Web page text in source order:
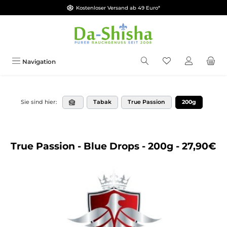
Zum Hauptinhalt springenKostenloser Versand ab 49 Euro*
Navigation Du hast 0
Sie sind hier: Tabak True Passion 200g
True Passion - Blue Drops - 200g - 27,90€